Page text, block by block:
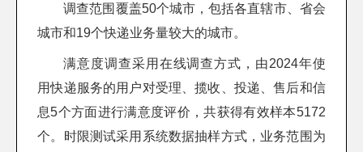
调查范围覆盖50个城市，包括各直辖市、省会
城市和19个快递业务量较大的城市。
满意度调查采用在线调查方式，由2024年使
用快递服务的用户对受理、揽收、投递、售后和信
息5个方面进行满意度评价，共获得有效样本5172
个。时限测试采用系统数据抽样方式，业务范围为